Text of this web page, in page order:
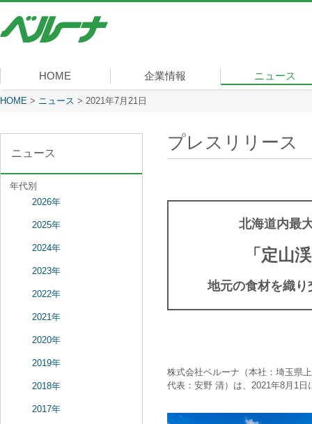
式
ベ
ル
ー
HOME 企業情報
社長メッセージ
会社概要
経営理念
沿革
組織図
事業内容
役員一覧
所在地
ニュース
現在表示しているページ
HOME > ニュース > 2021年7月21日
プレスリリース
北海道内最
「定山
地元の食材を織
株式会社ベルーナ（本社：埼玉県
代表：安野 清）は、2021年8月1
ニュース
年代別
2026年
2025年
2024年
2023年
2022年
2021年
2020年
2019年
2018年
2017年